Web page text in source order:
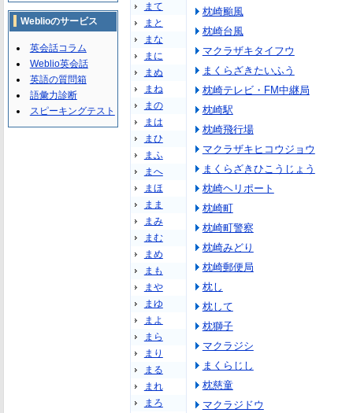
まて
まと
まな
まに
まぬ
まね
まの
まは
まひ
まふ
まへ
まほ
まま
まみ
まむ
まめ
まも
まや
まゆ
まよ
まら
まり
まる
まれ
まろ
枕崎颱風
枕崎台風
マクラザキタイフウ
まくらざきたいふう
枕崎テレビ・FM中継局
枕崎駅
枕崎飛行場
マクラザキヒコウジョウ
まくらざきひこうじょう
枕崎ヘリポート
枕崎町
枕崎町警察
枕崎みどり
枕崎郵便局
枕し
枕して
枕獅子
マクラジシ
まくらじし
枕慈童
マクラジドウ
Weblioのサービス
英会話コラム
Weblio英会話
英語の質問箱
語彙力診断
スピーキングテスト